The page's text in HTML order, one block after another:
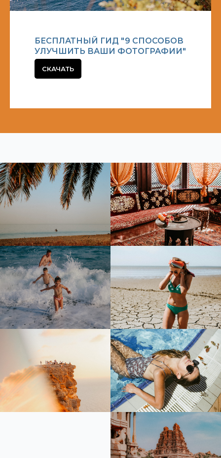
БЕСПЛАТНЫЙ ГИД "9 СПОСОБОВ
УЛУЧШИТЬ ВАШИ ФОТОГРАФИИ"
СКАЧАТЬ